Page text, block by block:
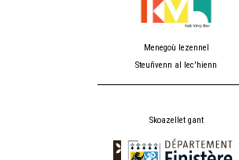
Menegoù lezennel
Steuñvenn al lec'hienn
Skoazellet gant